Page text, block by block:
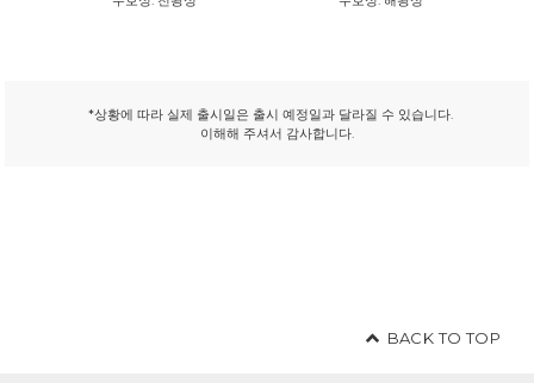
*상황에 따라 실제 출시일은 출시 예정일과 달라질 수 있습니다.
이해해 주셔서 감사합니다.
BACK TO TOP